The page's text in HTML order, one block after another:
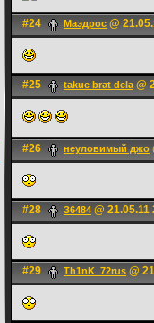
#24 Маэдрос @
#25 takue brat dela@
#26 неуловимый джо
#28 З6484 @ 21.05.11
#29 Th1nK_72rus @